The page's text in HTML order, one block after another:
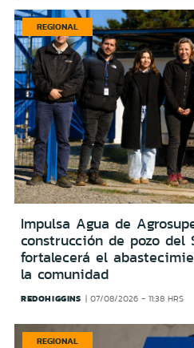
REGIONAL
Impulsa Agua de
construcción de pozo del
fortalecerá el
la comunidad
REDOHIGGINS 07/08/2026 - 11:38 HRS
REGIONAL